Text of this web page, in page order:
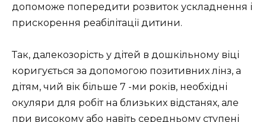
допоможе попередити розвиток ускладнення і
прискорення реабілітації дитини.
Так, далекозорість у дітей в дошкільному віці
коригується за допомогою позитивних лінз, а
дітям, чий вік більше 7 -ми років, необхідні
окуляри для робіт на близьких відстанях, але
при високому або навіть середньому ступені